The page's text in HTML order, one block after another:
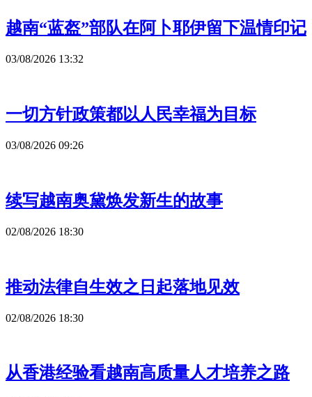
越南“蓝盔”部队在阿卜耶伊留下温情印记
03/08/2026 13:32
一切方针政策都以人民幸福为目标
03/08/2026 09:26
续写越南奥黛焕发新生的故事
02/08/2026 18:30
推动法律自生效之日起落地见效
02/08/2026 18:30
从香港经验看越南高质量人才培养之路